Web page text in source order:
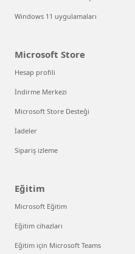
Windows 11 uygulamaları
Microsoft Store
Hesap profili
İndirme Merkezi
Microsoft Store Desteği
İadeler
Sipariş izleme
Eğitim
Microsoft Eğitim
Eğitim cihazları
Eğitim için Microsoft Teams